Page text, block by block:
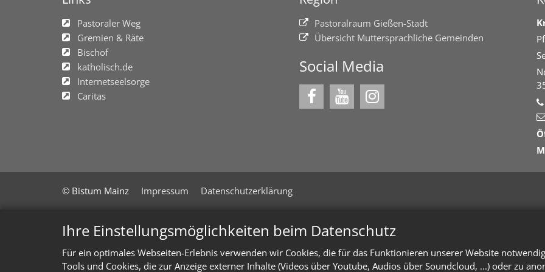
Ihre Einstellungsmöglichkeiten beim Datenschutz
Für ein optimales Webseiten-Erlebnis verwenden wir Cookies, die für das Funktionieren unserer Website
Tools und Cookies, die zur Anzeige externer Inhalte (Videos über Youtube, Audios über Soundcloud, ...) oder zu
Pastoraler Weg
Gremien & Räte
Bischof
katholisch.de
Internetseelsorge
Caritas
Pastoralraum Gießen-Stadt
Übersicht Muttersprachliche Gemeinden
Social Media
© Bistum Mainz Impressum Datenschutzerklärung